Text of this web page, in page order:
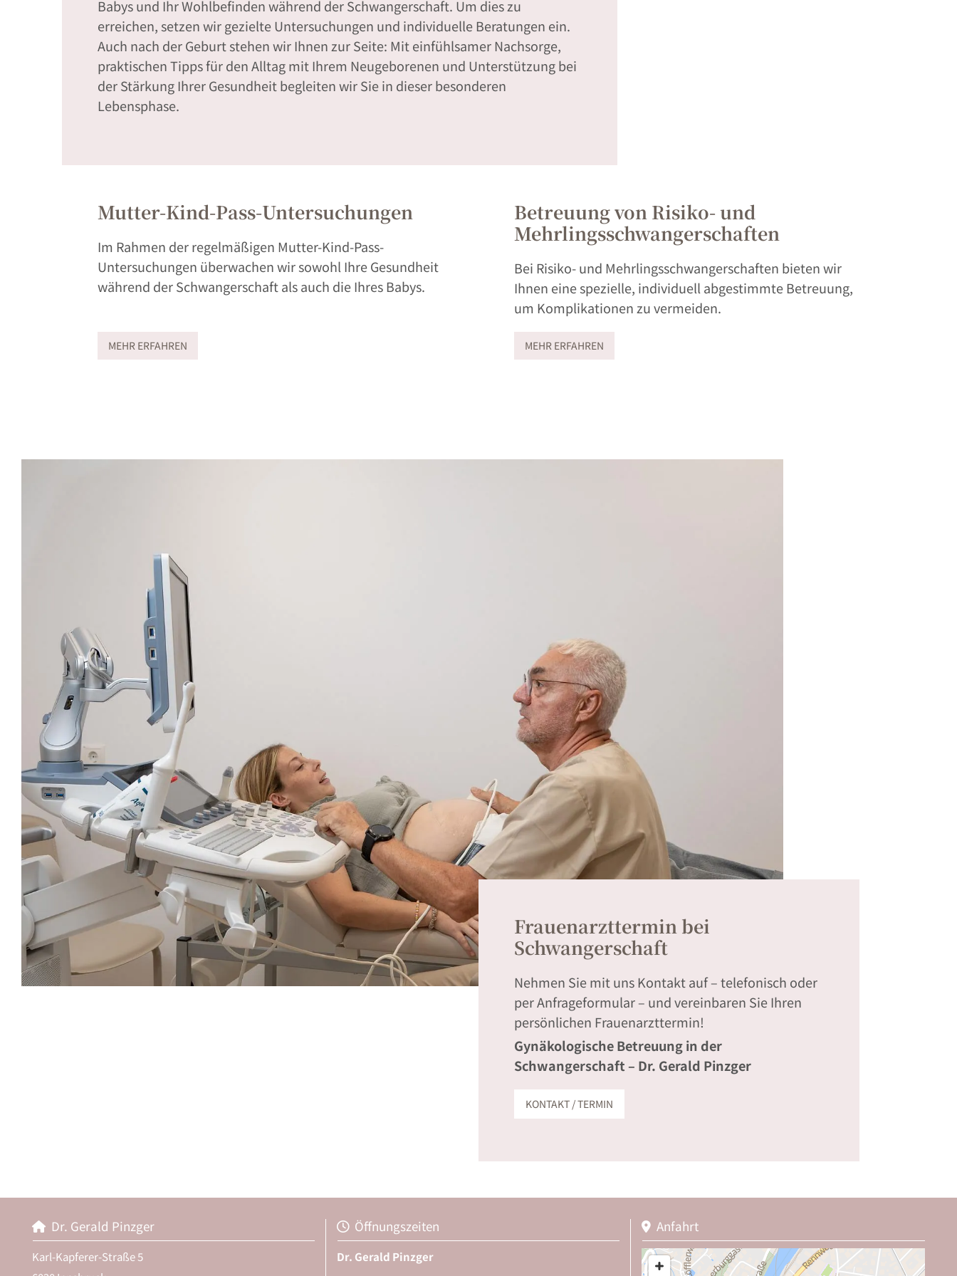
Babys und Ihr Wohlbefinden während der Schwangerschaft. Um dies zu
erreichen, setzen wir gezielte Untersuchungen und individuelle Beratungen ein.
Auch nach der Geburt stehen wir Ihnen zur Seite: Mit einfühlsamer Nachsorge,
praktischen Tipps für den Alltag mit Ihrem Neugeborenen und Unterstützung bei
der Stärkung Ihrer Gesundheit begleiten wir Sie in dieser besonderen
Lebensphase.
Mutter-Kind-Pass-Untersuchungen
Im Rahmen der regelmäßigen Mutter-Kind-Pass-
Untersuchungen überwachen wir sowohl Ihre Gesundheit
während der Schwangerschaft als auch die Ihres Babys.
MEHR ERFAHREN
Betreuung von Risiko- und
Mehrlingsschwangerschaften
Bei Risiko- und Mehrlingsschwangerschaften bieten wir
Ihnen eine spezielle, individuell abgestimmte Betreuung,
um Komplikationen zu vermeiden.
MEHR ERFAHREN
Frauenarzttermin bei
Schwangerschaft
Nehmen Sie mit uns Kontakt auf – telefonisch oder
per Anfrageformular – und vereinbaren Sie Ihren
persönlichen Frauenarzttermin!
Gynäkologische Betreuung in der
Schwangerschaft – Dr. Gerald Pinzger
KONTAKT / TERMIN
 Dr. Gerald Pinzger
Karl-Kapferer-Straße 5
Öffnungszeiten
Dr. Gerald Pinzger
Anfahrt